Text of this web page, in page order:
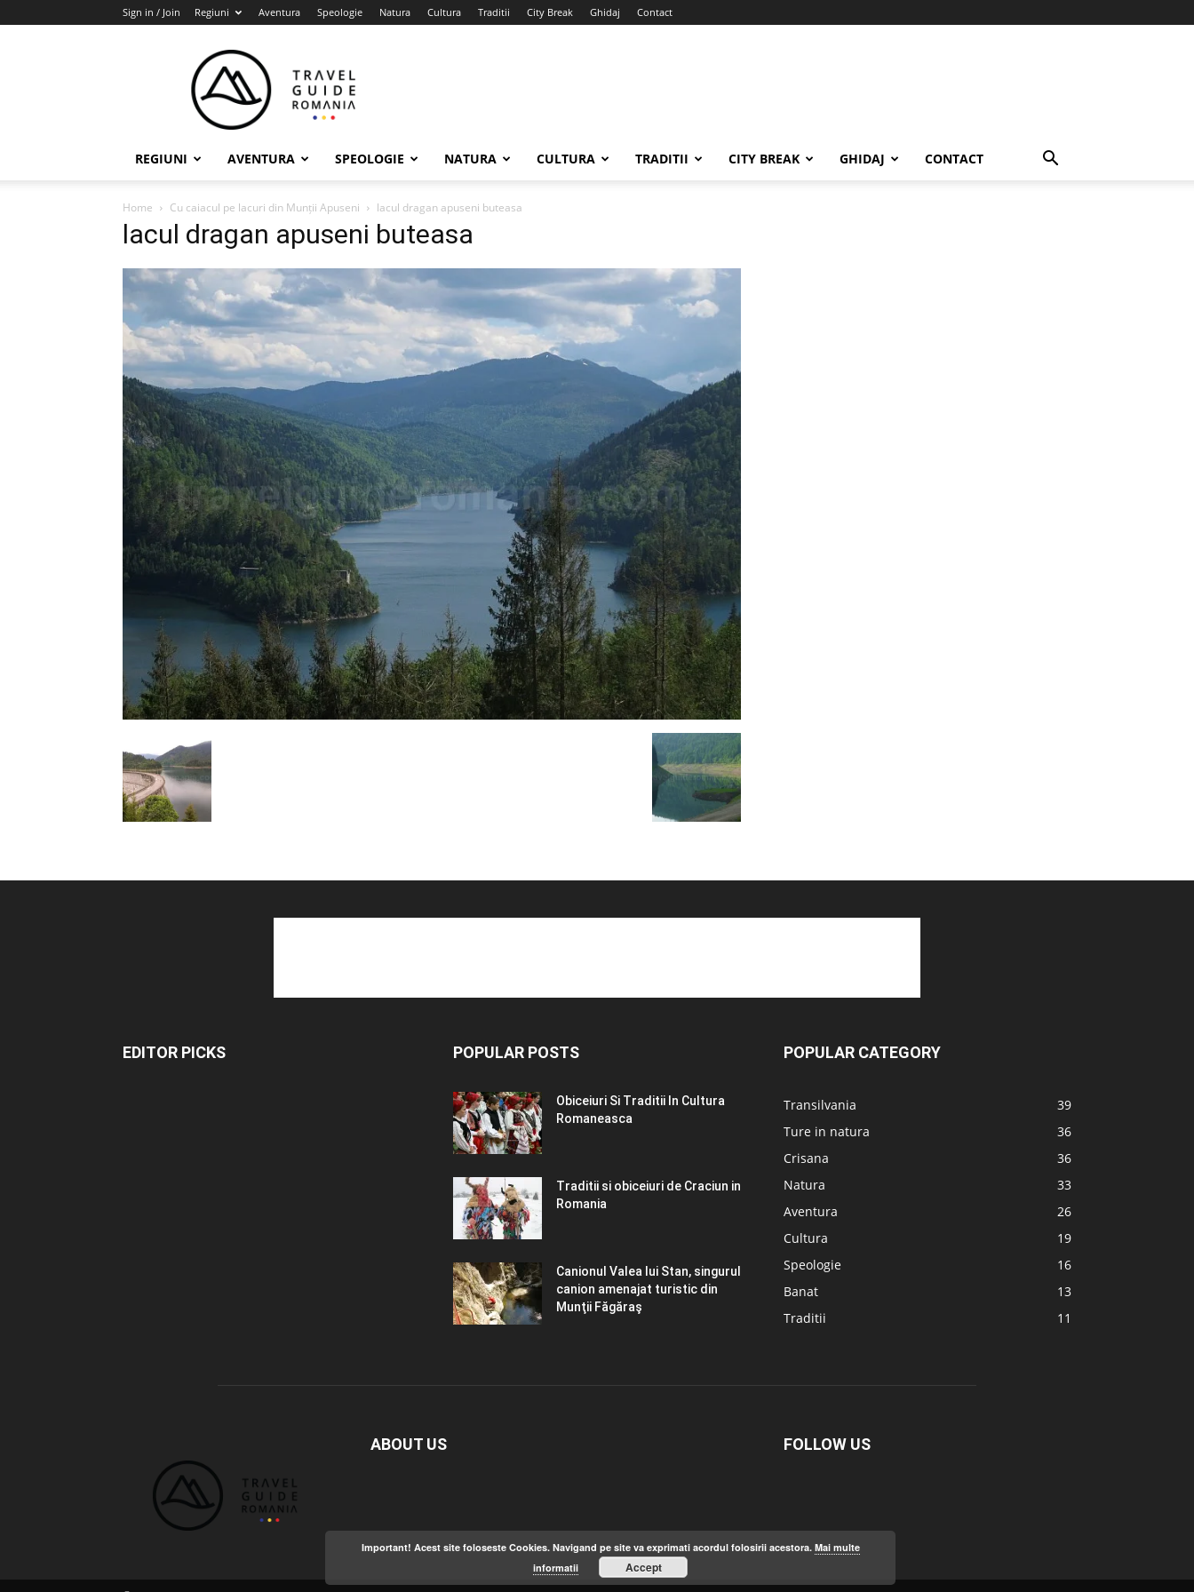
Sign in / Join Regiuni Aventura Speologie Natura Cultura Traditii City Break Ghidaj Contact
Guide
Romania
REGIUNI AVENTURA SPEOLOGIE NATURA CULTURA TRADITII CITY BREAK GHIDAJ CONTACT
Home Cu caiacul pe lacuri din Munții Apuseni lacul dragan apuseni buteasa
lacul dragan apuseni buteasa
EDITOR PICKS POPULAR POSTS
Obiceiuri Si Traditii In Cultura
Romaneasca
Traditii si obiceiuri de Craciun in
Romania
Canionul Valea lui Stan, singurul
canion amenajat turistic din
Munţii Făgăraş
POPULAR CATEGORY
Transilvania
39
Ture in natura
36
Crisana
36
Natura
33
Aventura
26
Cultura
19
Speologie
16
Banat
13
Traditii
11
ABOUT US FOLLOW US
Important! Acest site foloseste Cookies. Navigand pe site va exprimati acordul folosirii acestora. Mai multe
informatii
Accept